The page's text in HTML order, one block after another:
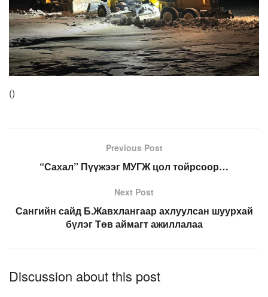
()
Previous Post
“Сахал” Пүүжээг МУГЖ цол тойрсоор…
Next Post
Сангийн сайд Б.Жавхлангаар ахлуулсан шуурхай
бүлэг Төв аймагт ажиллалаа
Discussion about this post